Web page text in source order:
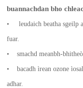
buannachdan bho
• leudaich beatha sgeilp
fuar.
• smachd meanbh-
• bacadh ìrean ozone
adhar.